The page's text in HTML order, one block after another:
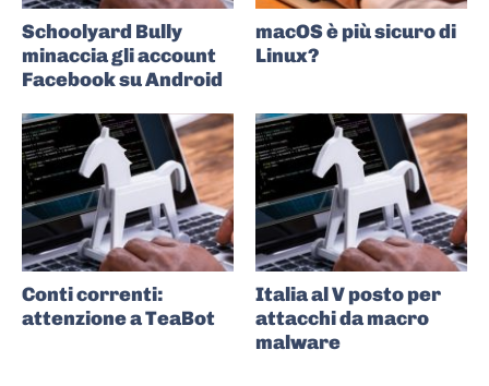
Schoolyard Bully
minaccia gli account
Facebook su Android
macOS è più sicuro di
Linux?
Conti correnti:
attenzione a TeaBot
Italia al V posto per
attacchi da macro
malware